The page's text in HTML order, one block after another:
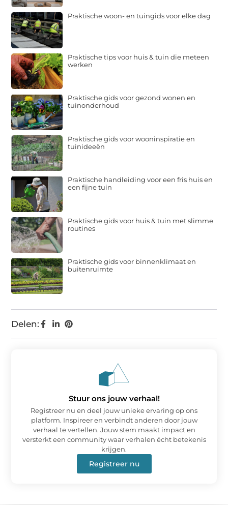
Delen:
Praktische woon- en tuingids voor elke dag
Praktische tips voor huis & tuin die meteen
werken
Praktische gids voor gezond wonen en
tuinonderhoud
Praktische gids voor wooninspiratie en
tuinideeën
Praktische handleiding voor een fris huis en
een fijne tuin
Praktische gids voor huis & tuin met slimme
routines
Praktische gids voor binnenklimaat en
buitenruimte
Stuur ons jouw verhaal!
Registreer nu en deel jouw unieke ervaring op ons
platform. Inspireer en verbindt anderen door jouw
verhaal te vertellen. Jouw stem maakt impact en
versterkt een community waar verhalen écht betekenis
krijgen.
Registreer nu